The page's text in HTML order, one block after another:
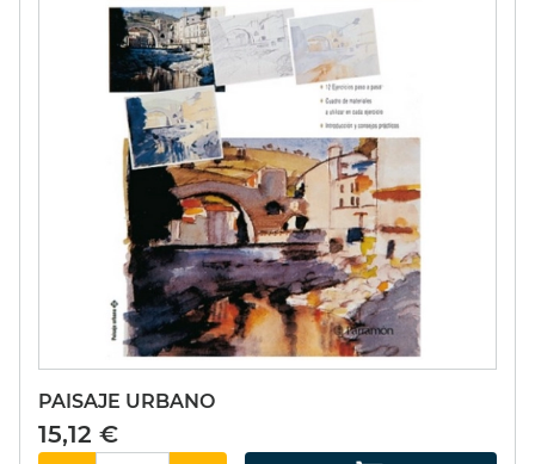
PAISAJE URBANO
15,12 €